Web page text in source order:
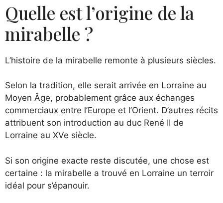
Quelle est l’origine de la
mirabelle ?
L’histoire de la mirabelle remonte à plusieurs siècles.
Selon la tradition, elle serait arrivée en Lorraine au
Moyen Âge, probablement grâce aux échanges
commerciaux entre l’Europe et l’Orient. D’autres récits
attribuent son introduction au duc René II de
Lorraine au XVe siècle.
Si son origine exacte reste discutée, une chose est
certaine : la mirabelle a trouvé en Lorraine un terroir
idéal pour s’épanouir.